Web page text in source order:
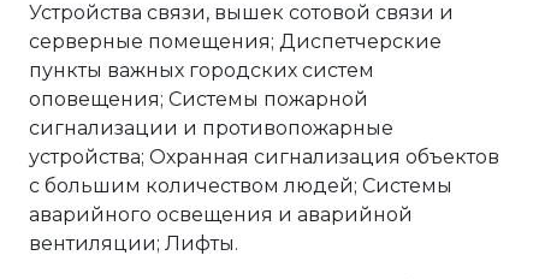
Устройства связи, вышек сотовой связи и
серверные помещения; Диспетчерские
пункты важных городских систем
оповещения; Системы пожарной
сигнализации и противопожарные
устройства; Охранная сигнализация объектов
с большим количеством людей; Системы
аварийного освещения и аварийной
вентиляции; Лифты.